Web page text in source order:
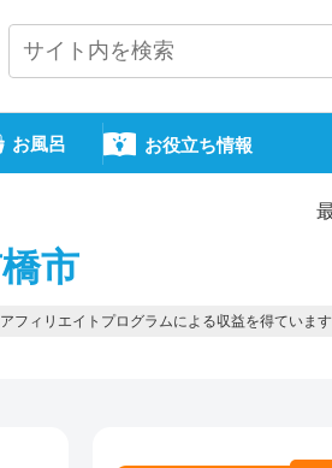
お風呂 お役立ち情報
市
フィリエイトプログラムによる収益を得ています